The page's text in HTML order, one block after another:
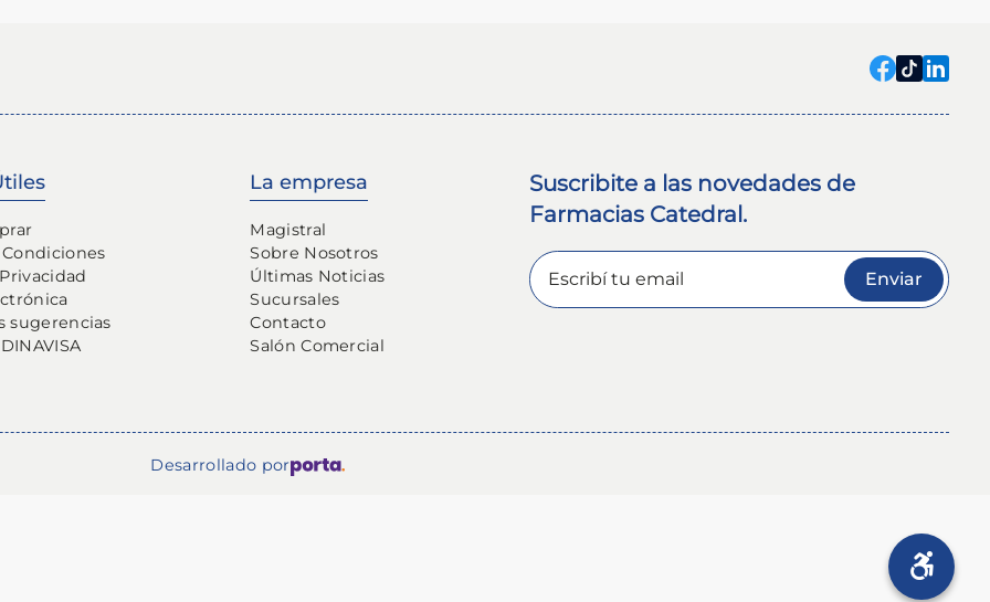
sugerencias
La empresa
Magistral
Sobre Nosotros
Últimas Noticias
Sucursales
Contacto
Salón Comercial
Suscribite a las novedades de
Farmacias Catedral.
Enviar
Desarrollado por